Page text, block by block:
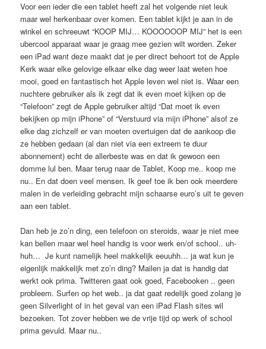
Voor een ieder die een tablet heeft zal het volgende niet leuk
maar wel herkenbaar over komen. Een tablet kijkt je aan in de
winkel en schreeuwt “KOOP MIJ… KOOOOOOP MIJ” het is een
ubercool apparaat waar je graag mee gezien wilt worden. Zeker
een iPad want deze maakt dat je per direct behoort tot de Apple
Kerk waar elke gelovige elkaar elke dag weer laat weten hoe
mooi, goed en fantastisch het Apple leven wel niet is. Waar een
nuchtere gebruiker als ik zegt dat ik even moet kijken op de
“Telefoon” zegt de Apple gebruiker altijd “Dat moet ik even
bekijken op mijn iPhone” of “Verstuurd via mijn iPhone” alsof ze
elke dag zichzelf er van moeten overtuigen dat de aankoop die
ze hebben gedaan (al dan niet via een extreem te duur
abonnement) echt de allerbeste was en dat ik gewoon een
domme lul ben. Maar terug naar de Tablet, Koop me.. koop me
nu.. En dat doen veel mensen. Ik geef toe ik ben ook meerdere
malen in de verleiding gebracht mijn schaarse euro’s uit te geven
aan een tablet.
Dan heb je zo’n ding, een telefoon on steroids, waar je niet mee
kan bellen maar wel heel handig is voor werk en/of school.. uh-
huh… Je kunt namelijk heel makkelijk eeuuhh… ja wat kun je
eigenlijk makkelijk met zo’n ding? Mailen ja dat is handig dat
werkt ook prima. Twitteren gaat ook goed, Facebooken .. geen
probleem. Surfen op het web.. ja dat gaat redelijk goed zolang je
geen Silverlight of in het geval van een iPad Flash sites wil
bezoeken. Tot zover hebben we de vrije tijd op werk of school
prima gevuld. Maar nu..